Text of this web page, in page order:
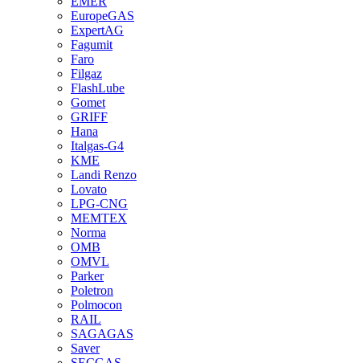
EuropeGAS
ExpertAG
Fagumit
Faro
Filgaz
FlashLube
Gomet
GRIFF
Hana
Italgas-G4
KME
Landi Renzo
Lovato
LPG-CNG
MEMTEX
Norma
OMB
OMVL
Parker
Poletron
Polmocon
RAIL
SAGAGAS
Saver